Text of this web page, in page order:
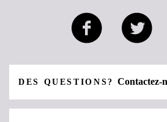
DES QUESTIONS?Contactez-